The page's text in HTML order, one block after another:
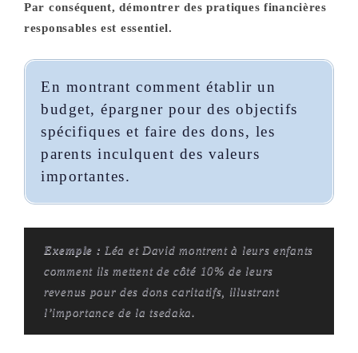
Par conséquent, démontrer des pratiques financières
responsables est essentiel.
En montrant comment établir un
budget, épargner pour des objectifs
spécifiques et faire des dons, les
parents inculquent des valeurs
importantes.
Exemple : Léa et David montrent à leurs enfants
comment ils mettent de côté 10% de leurs
revenus pour des dons caritatifs, illustrant
l’importance de la tsedaka.